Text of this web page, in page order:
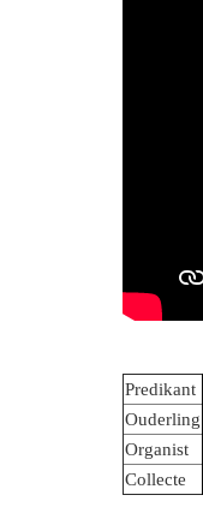
Predikant
Ouderling
Organist
Collecte